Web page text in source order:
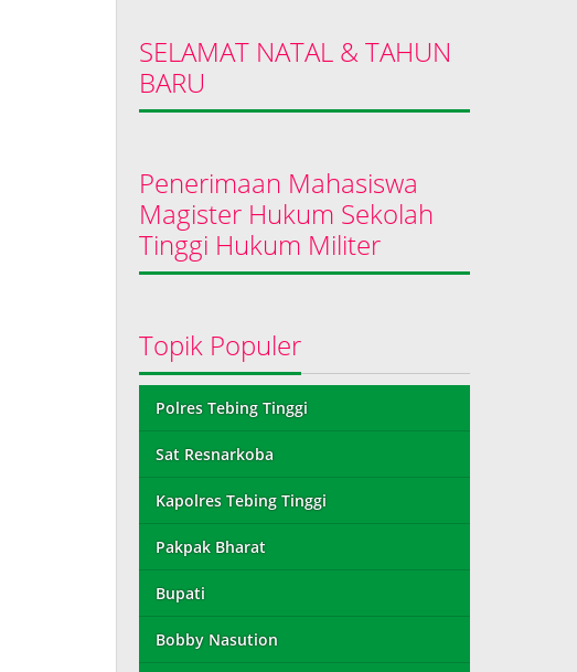
SELAMAT NATAL & TAHUN
BARU
Penerimaan Mahasiswa
Magister Hukum Sekolah
Tinggi Hukum Militer
Topik Populer
Polres Tebing Tinggi
Sat Resnarkoba
Kapolres Tebing Tinggi
Pakpak Bharat
Bupati
Bobby Nasution